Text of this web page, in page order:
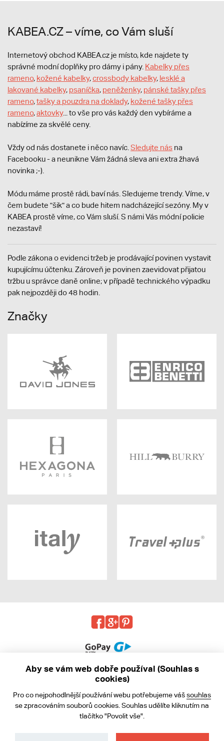
KABEA.CZ – víme, co Vám sluší
Internetový obchod KABEA.cz je místo, kde najdete ty
správné modní doplňky pro dámy i pány. Kabelky přes
rameno, kožené kabelky,crossbody kabelky, lesklé a
lakované kabelky, psaníčka, peněženky, pánské tašky přes
rameno,tašky a pouzdra na doklady, kožené tašky přes
rameno,aktovky... to vše pro vás každý den vybíráme a
nabízíme za skvělé ceny.
Vždy od nás dostanete i něco navíc. Sledujte nás na
Facebooku - a neunikne Vám žádná sleva ani extra žhavá
novinka ;-).
Módu máme prostě rádi, baví nás. Sledujeme trendy. Víme, v
čem budete "šik" a co bude hitem nadcházející sezóny. My v
KABEA prostě víme, co Vám sluší. S námi Vás módní policie
nezastaví!
Podle zákona o evidenci tržeb je prodávající povinen vystavit
kupujícímu účtenku. Zároveň je povinen zaevidovat přijatou
tržbu u správce daně online; v případě technického výpadku
pak nejpozději do 48 hodin.
Značky
Obchodní podmínky
Ochrana osobních údajů
Aby se vám web dobře používal (Souhlas s
cookies)
Pro co nejpohodlnější používání webu potřebujeme vášsouhlas
se zpracováním souborů cookies. Souhlas udělíte kliknutím na
tlačítko "Povolit vše".